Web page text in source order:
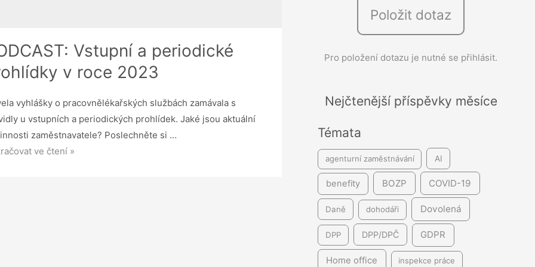
Vstupní a periodické
v roce 2023
vyhlášky o pracovnělékařských službách zamávala s
u vstupních a periodických prohlídek. Jaké jsou aktuální
zaměstnavatele? Poslechněte si …
ve čtení »
Položit dotaz
Pro položení dotazu je nutné se přihlásit.
Nejčtenější příspěvky měsíce
Témata
agenturní zaměstnávání AI
benefity BOZP COVID-19
Daně dohodáři Dovolená
DPP DPP/DPČ GDPR
Home office inspekce práce